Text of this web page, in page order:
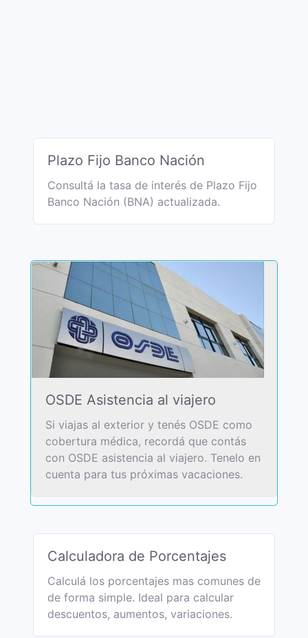
Plazo Fijo Banco Nación
Consultá la tasa de interés de Plazo Fijo
Banco Nación (BNA) actualizada.
OSDE Asistencia al viajero
Si viajas al exterior y tenés OSDE como
cobertura médica, recordá que contás
con OSDE asistencia al viajero. Tenelo en
cuenta para tus próximas vacaciones.
Calculadora de Porcentajes
Calculá los porcentajes mas comunes de
de forma simple. Ideal para calcular
descuentos, aumentos, variaciones.